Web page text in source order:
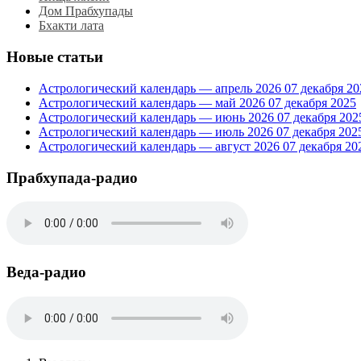
Дом Прабхупады
Бхакти лата
Новые статьи
Астрологический календарь — апрель 2026 07 декабря
Астрологический календарь — май 2026 07 декабря 2025
Астрологический календарь — июнь 2026 07 декабря
Астрологический календарь — июль 2026 07 декабря
Астрологический календарь — август 2026 07 декабря
Прабхупада-радио
Веда-радио